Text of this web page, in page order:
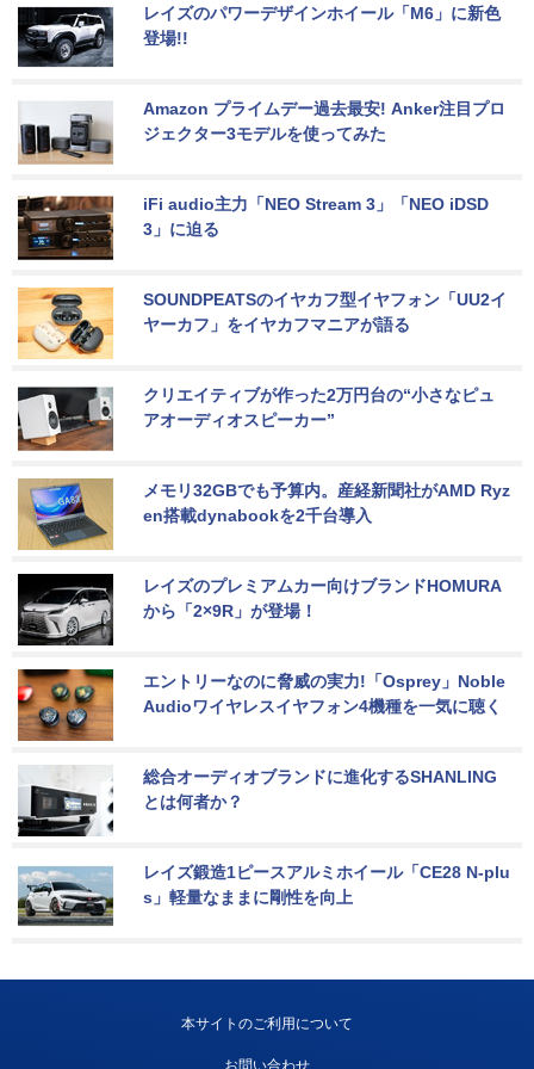
レイズのパワーデザインホイール「M6」に新色
登場!!
Amazon プライムデー過去最安! Anker注目プロ
ジェクター3モデルを使ってみた
iFi audio主力「NEO Stream 3」「NEO iDSD
3」に迫る
SOUNDPEATSのイヤカフ型イヤフォン「UU2イ
ヤーカフ」をイヤカフマニアが語る
クリエイティブが作った2万円台の“小さなピュ
アオーディオスピーカー”
メモリ32GBでも予算内。産経新聞社がAMD Ryz
en搭載dynabookを2千台導入
レイズのプレミアムカー向けブランドHOMURA
から「2×9R」が登場！
エントリーなのに脅威の実力!「Osprey」Noble
Audioワイヤレスイヤフォン4機種を一気に聴く
総合オーディオブランドに進化するSHANLING
とは何者か？
レイズ鍛造1ピースアルミホイール「CE28 N-plu
s」軽量なままに剛性を向上
本サイトのご利用について
お問い合わせ